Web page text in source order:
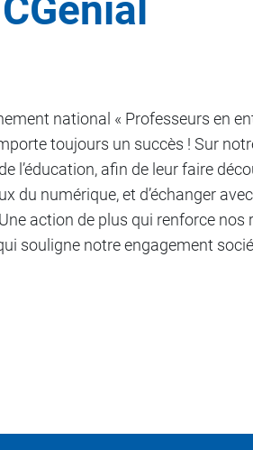
national « Professeurs en
toujours un succès ! Sur
l’éducation, afin de leur faire
du numérique, et d’échanger
action de plus qui renforce nos
souligne notre engagement